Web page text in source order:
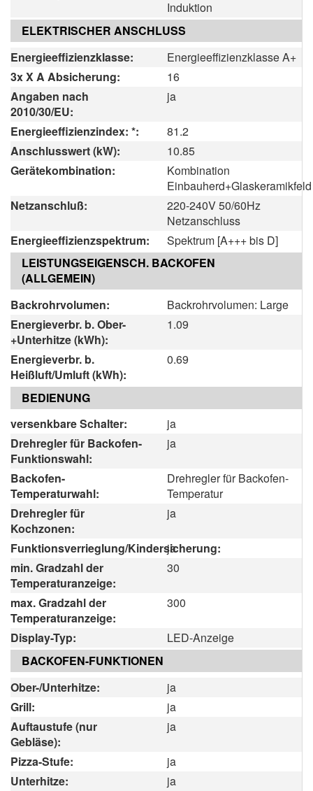
Induktion
ELEKTRISCHER ANSCHLUSS
Energieeffizienzklasse:
Energieeffizienzklasse A+
3x X A Absicherung:
16
Angaben nach
2010/30/EU:
ja
Energieeffizienzindex: *:
81.2
Anschlusswert (kW):
10.85
Gerätekombination:
Kombination
Einbauherd+Glaskeramikfeld
Netzanschluß:
220-240V 50/60Hz
Netzanschluss
Energieeffizienzspektrum:
Spektrum [A+++ bis D]
LEISTUNGSEIGENSCH. BACKOFEN
(ALLGEMEIN)
Backrohrvolumen:
Backrohrvolumen: Large
Energieverbr. b. Ober-
+Unterhitze (kWh):
1.09
Energieverbr. b.
Heißluft/Umluft (kWh):
0.69
BEDIENUNG
versenkbare Schalter:
ja
Drehregler für Backofen-
Funktionswahl:
ja
Backofen-
Temperaturwahl:
Drehregler für Backofen-
Temperatur
Drehregler für
Kochzonen:
ja
Funktionsverrieglung/Kindersicherung:
ja
min. Gradzahl der
Temperaturanzeige:
30
max. Gradzahl der
Temperaturanzeige:
300
Display-Typ:
LED-Anzeige
BACKOFEN-FUNKTIONEN
Ober-/Unterhitze:
ja
Grill:
ja
Auftaustufe (nur
Gebläse):
ja
Pizza-Stufe:
ja
Unterhitze:
ja